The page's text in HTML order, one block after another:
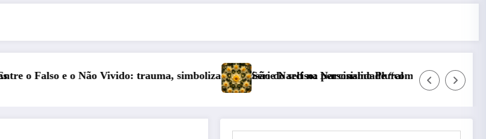
e cisão do self na personalidade “como-se”
Série Narciso: Narcisismo Plural Copa do Mundo, complexo cultural e catarse